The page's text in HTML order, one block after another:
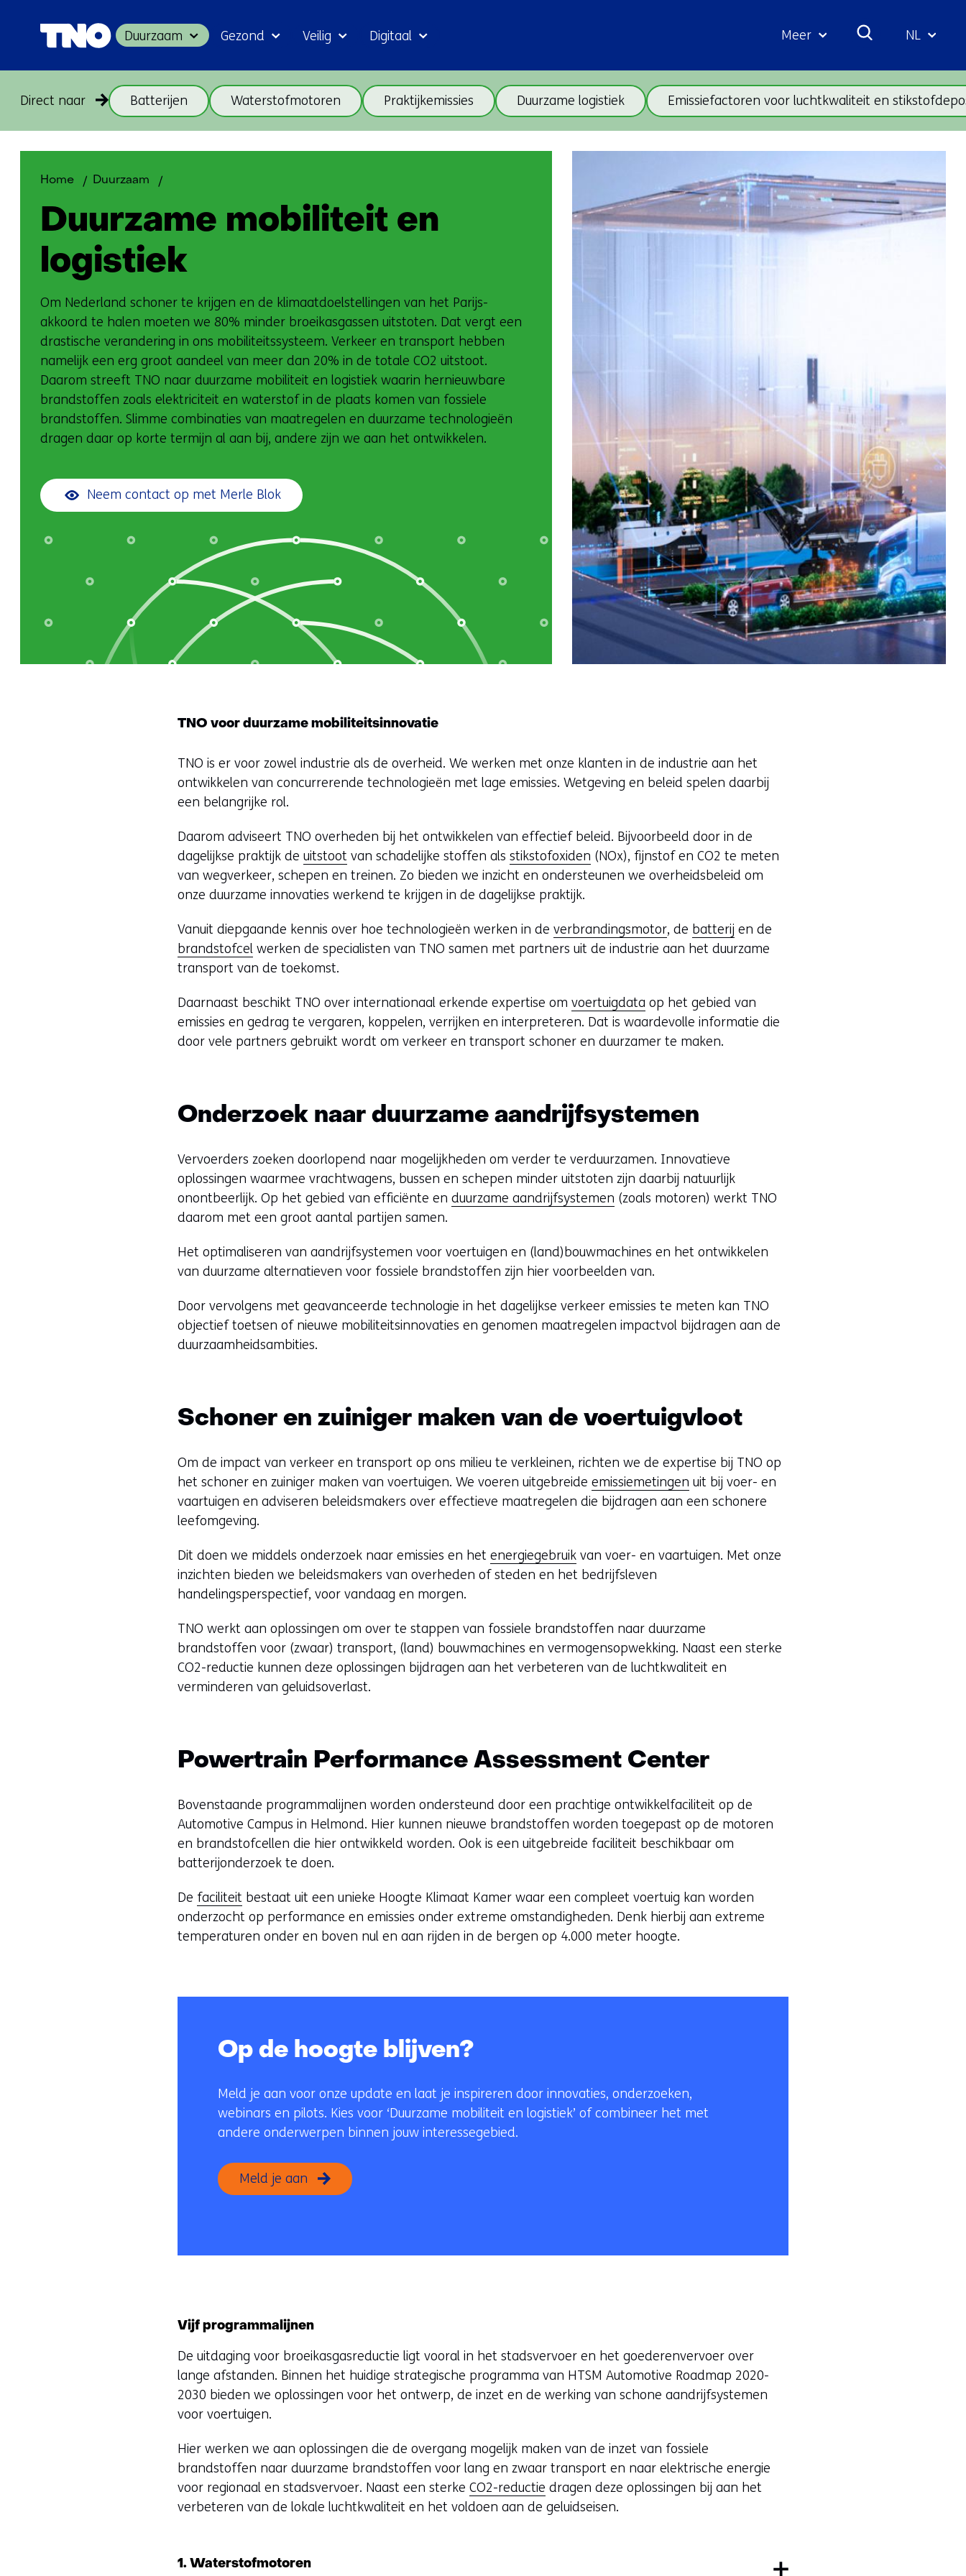
Duurzaam Gezond Veilig Digitaal Meer NL
Sla
navigatie
Direct naar Batterijen Waterstofmotoren Praktijkemissies Duurzame logistiek Emissiefactoren voor luchtkwaliteit en
Terug
logistiek)
Home Duurzaam
logistiek
Duurzame mobiliteit en
logistiek
Om Nederland schoner te krijgen en de klimaatdoelstellingen van het Parijs-
akkoord te halen moeten we 80% minder broeikasgassen uitstoten. Dat vergt een
drastische verandering in ons mobiliteitssysteem. Verkeer en transport hebben
namelijk een erg groot aandeel van meer dan 20% in de totale CO2 uitstoot.
Daarom streeft TNO naar duurzame mobiliteit en logistiek waarin hernieuwbare
brandstoffen zoals elektriciteit en waterstof in de plaats komen van fossiele
brandstoffen. Slimme combinaties van maatregelen en duurzame technologieën
dragen daar op korte termijn al aan bij, andere zijn we aan het ontwikkelen.
Neem contact op met Merle Blok
TNO voor duurzame mobiliteitsinnovatie
TNO is er voor zowel industrie als de overheid. We werken met onze klanten in de industrie aan het
ontwikkelen van concurrerende technologieën met lage emissies. Wetgeving en beleid spelen daarbij
een belangrijke rol.
Daarom adviseert TNO overheden bij het ontwikkelen van effectief beleid. Bijvoorbeeld door in de
dagelijkse praktijk deuitstoot van schadelijke stoffen alsstikstofoxiden (NOx), fijnstof en CO2 te meten
van wegverkeer, schepen en treinen. Zo bieden we inzicht en ondersteunen we overheidsbeleid om
onze duurzame innovaties werkend te krijgen in de dagelijkse praktijk.
Vanuit diepgaande kennis over hoe technologieën werken in deverbrandingsmotor, de batterij en de
brandstofcel werken de specialisten van TNO samen met partners uit de industrie aan het duurzame
transport van de toekomst.
Daarnaast beschikt TNO over internationaal erkende expertise omvoertuigdata op het gebied van
emissies en gedrag te vergaren, koppelen, verrijken en interpreteren. Dat is waardevolle informatie die
door vele partners gebruikt wordt om verkeer en transport schoner en duurzamer te maken.
Onderzoek naar duurzame aandrijfsystemen
Vervoerders zoeken doorlopend naar mogelijkheden om verder te verduurzamen. Innovatieve
oplossingen waarmee vrachtwagens, bussen en schepen minder uitstoten zijn daarbij natuurlijk
onontbeerlijk. Op het gebied van efficiënte enduurzame aandrijfsystemen (zoals motoren) werkt TNO
daarom met een groot aantal partijen samen.
Het optimaliseren van aandrijfsystemen voor voertuigen en (land)bouwmachines en het ontwikkelen
van duurzame alternatieven voor fossiele brandstoffen zijn hier voorbeelden van.
Door vervolgens met geavanceerde technologie in het dagelijkse verkeer emissies te meten kan TNO
objectief toetsen of nieuwe mobiliteitsinnovaties en genomen maatregelen impactvol bijdragen aan de
duurzaamheidsambities.
Schoner en zuiniger maken van de voertuigvloot
Om de impact van verkeer en transport op ons milieu te verkleinen, richten we de expertise bij TNO op
het schoner en zuiniger maken van voertuigen. We voeren uitgebreideemissiemetingen uit bij voer- en
vaartuigen en adviseren beleidsmakers over effectieve maatregelen die bijdragen aan een schonere
leefomgeving.
Dit doen we middels onderzoek naar emissies en hetenergiegebruik van voer- en vaartuigen. Met onze
inzichten bieden we beleidsmakers van overheden of steden en het bedrijfsleven
handelingsperspectief, voor vandaag en morgen.
TNO werkt aan oplossingen om over te stappen van fossiele brandstoffen naar duurzame
brandstoffen voor (zwaar) transport, (land) bouwmachines en vermogensopwekking. Naast een sterke
CO2-reductie kunnen deze oplossingen bijdragen aan het verbeteren van de luchtkwaliteit en
verminderen van geluidsoverlast.
Powertrain Performance Assessment Center
Bovenstaande programmalijnen worden ondersteund door een prachtige ontwikkelfaciliteit op de
Automotive Campus in Helmond. Hier kunnen nieuwe brandstoffen worden toegepast op de motoren
en brandstofcellen die hier ontwikkeld worden. Ook is een uitgebreide faciliteit beschikbaar om
batterijonderzoek te doen.
De faciliteit bestaat uit een unieke Hoogte Klimaat Kamer waar een compleet voertuig kan worden
onderzocht op performance en emissies onder extreme omstandigheden. Denk hierbij aan extreme
temperaturen onder en boven nul en aan rijden in de bergen op 4.000 meter hoogte.
Op de hoogte blijven?
Meld je aan voor onze update en laat je inspireren door innovaties, onderzoeken,
webinars en pilots. Kies voor ‘Duurzame mobiliteit en logistiek’ of combineer het met
andere onderwerpen binnen jouw interessegebied.
Meld je aan
Vijf programmalijnen
De uitdaging voor broeikasgasreductie ligt vooral in het stadsvervoer en het goederenvervoer over
lange afstanden. Binnen het huidige strategische programma van HTSM Automotive Roadmap 2020-
2030 bieden we oplossingen voor het ontwerp, de inzet en de werking van schone aandrijfsystemen
voor voertuigen.
Hier werken we aan oplossingen die de overgang mogelijk maken van de inzet van fossiele
brandstoffen naar duurzame brandstoffen voor lang en zwaar transport en naar elektrische energie
voor regionaal en stadsvervoer. Naast een sterkeCO2-reductie dragen deze oplossingen bij aan het
verbeteren van de lokale luchtkwaliteit en het voldoen aan de geluidseisen.
1. Waterstofmotoren